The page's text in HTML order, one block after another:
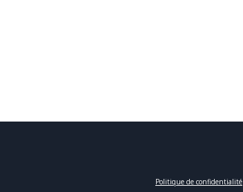
Politique de confidentialité